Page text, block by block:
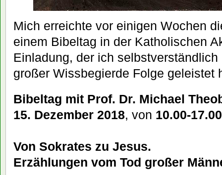
Mich erreichte vor einigen Wochen
einem Bibeltag in der Katholischen
Einladung, der ich
großer Wissbegierde Folge geleistet
Bibeltag mit Prof. Dr. Michael
15. Dezember 2018, von 10.00-
Von Sokrates zu Jesus.
Erzählungen vom Tod großer